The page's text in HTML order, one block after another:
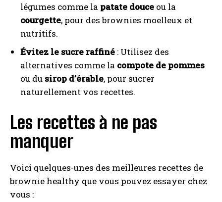
légumes comme la patate douce ou la
courgette, pour des brownies moelleux et
nutritifs.
Évitez le sucre raffiné : Utilisez des
alternatives comme la compote de pommes
ou du sirop d’érable, pour sucrer
naturellement vos recettes.
Les recettes à ne pas
manquer
Voici quelques-unes des meilleures recettes de
brownie healthy que vous pouvez essayer chez
vous :